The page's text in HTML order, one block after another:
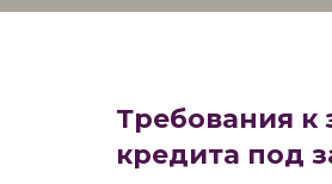
Требования к
кредита под